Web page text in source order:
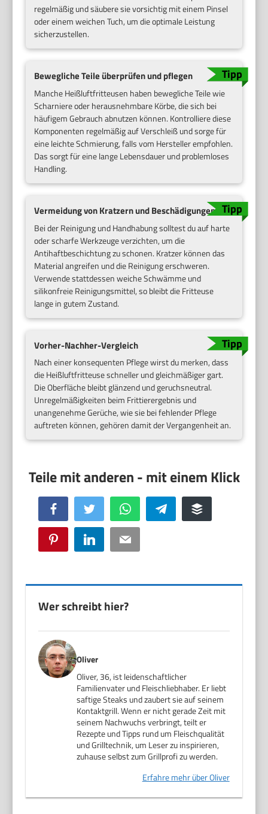
regelmäßig und säubere sie vorsichtig mit einem Pinsel
oder einem weichen Tuch, um die optimale Leistung
sicherzustellen.
Bewegliche Teile überprüfen und pflegen
Manche Heißluftfritteusen haben bewegliche Teile wie
Scharniere oder herausnehmbare Körbe, die sich bei
häufigem Gebrauch abnutzen können. Kontrolliere diese
Komponenten regelmäßig auf Verschleiß und sorge für
eine leichte Schmierung, falls vom Hersteller empfohlen.
Das sorgt für eine lange Lebensdauer und problemloses
Handling.
Vermeidung von Kratzern und Beschädigungen
Bei der Reinigung und Handhabung solltest du auf harte
oder scharfe Werkzeuge verzichten, um die
Antihaftbeschichtung zu schonen. Kratzer können das
Material angreifen und die Reinigung erschweren.
Verwende stattdessen weiche Schwämme und
silikonfreie Reinigungsmittel, so bleibt die Fritteuse
lange in gutem Zustand.
Vorher-Nachher-Vergleich
Nach einer konsequenten Pflege wirst du merken, dass
die Heißluftfritteuse schneller und gleichmäßiger gart.
Die Oberfläche bleibt glänzend und geruchsneutral.
Unregelmäßigkeiten beim Frittierergebnis und
unangenehme Gerüche, wie sie bei fehlender Pflege
auftreten können, gehören damit der Vergangenheit an.
Facebook Twitter WhatsApp Telegram Buffer
Pinterest LinkedIn Email
Wer schreibt hier?
Oliver
Oliver, 36, ist leidenschaftlicher
Familienvater und Fleischliebhaber. Er liebt
saftige Steaks und zaubert sie auf seinem
Kontaktgrill. Wenn er nicht gerade Zeit mit
seinem Nachwuchs verbringt, teilt er
Rezepte und Tipps rund um Fleischqualität
und Grilltechnik, um Leser zu inspirieren,
zuhause selbst zum Grillprofi zu werden.
Erfahre mehr über Oliver